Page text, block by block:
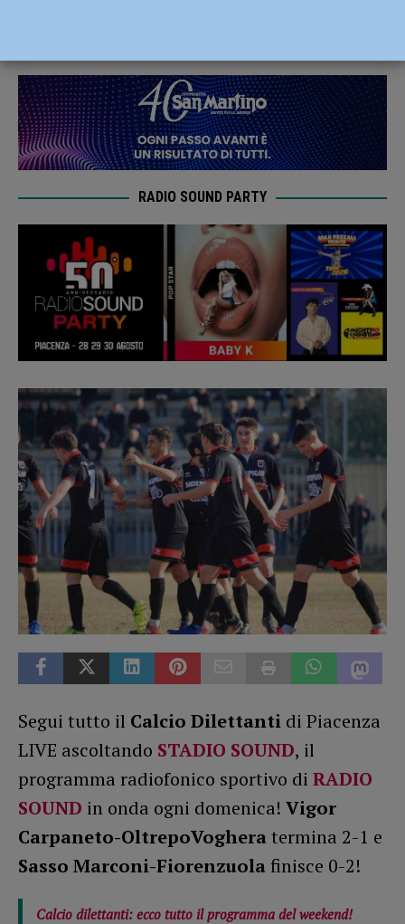
RADIO SOUND PARTY
Segui tutto il Calcio Dilettanti di Piacenza
LIVE ascoltando STADIO SOUND, il
programma radiofonico sportivo di RADIO
SOUND in onda ogni domenica! Vigor
Carpaneto-OltrepoVogheratermina 2-1 e
Sasso Marconi-Fiorenzuolafinisce 0-2!
Calcio dilettanti: ecco tutto il programma del weekend!